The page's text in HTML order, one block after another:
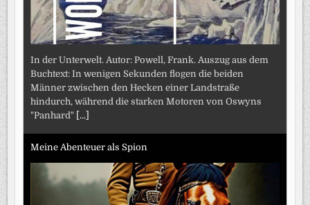
In der Unterwelt. Autor: Powell, Frank. Auszug aus dem
Buchtext: In wenigen Sekunden flogen die beiden
Männer zwischen den Hecken einer Landstraße
hindurch, während die starken Motoren von Oswyns
"Panhard" [...]
Meine Abenteuer als Spion